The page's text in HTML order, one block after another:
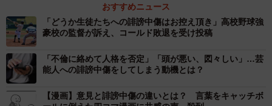
う。責任能力とは自分の行為が適法か違法か認識できる能
力のことをいい、能力の有無は12歳前後で分かれるという
判断が一般的です。この場合は小学5年生（11歳）であった
ため、本人に責任能力は無いと判断される可能性が高いと
考えます。
おすすめニュース
「どうか生徒たちへの誹謗中傷はお控え頂き」高校野球強
豪校の監督が訴え、コールド敗退を受け投稿
「不倫に絡めて人格を否定」「頭が悪い、図々しい」…芸
能人への誹謗中傷をしてしまう動機とは？
【漫画】意見と誹謗中傷の違いとは？ 言葉をキャッチボ